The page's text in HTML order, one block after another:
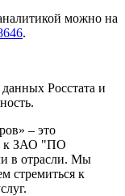
можно на
.
Росстата и
– это
к ЗАО "ПО
в отрасли. Мы
стремиться к